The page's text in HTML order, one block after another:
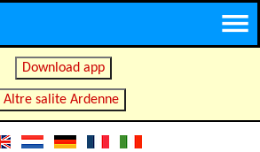
Download app
Altre salite Ardenne